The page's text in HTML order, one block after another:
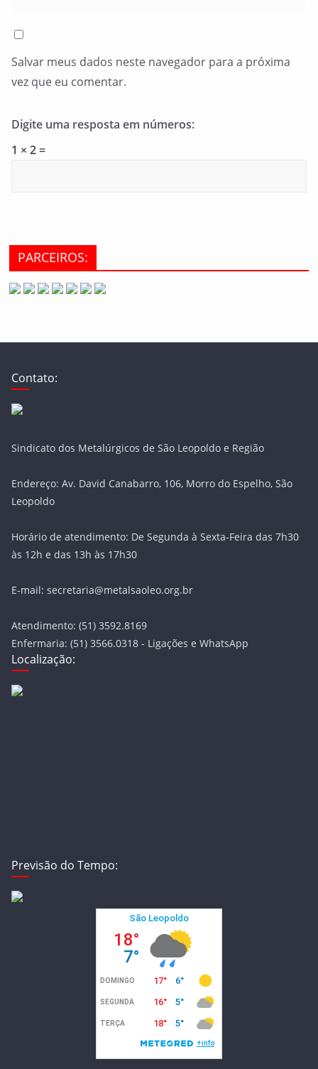
Salvar meus dados neste navegador para a próxima
vez que eu comentar.
Digite uma resposta em números:
1 × 2 =
PARCEIROS:
Contato:
Sindicato dos Metalúrgicos de São Leopoldo e Região
Endereço: Av. David Canabarro, 106, Morro do Espelho, São
Leopoldo
Horário de atendimento: De Segunda à Sexta-Feira das 7h30
às 12h e das 13h às 17h30
E-mail: secretaria@metalsaoleo.org.br
Atendimento: (51) 3592.8169
Enfermaria: (51) 3566.0318 - Ligações e WhatsApp
Localização:
Previsão do Tempo: